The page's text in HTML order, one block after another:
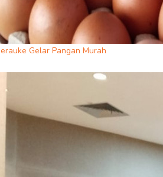
Gelar Pangan Murah